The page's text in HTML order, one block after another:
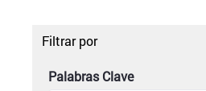
Filtrar por
Palabras Clave